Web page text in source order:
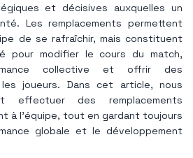
et décisives auxquelles un
Les remplacements permettent
de se rafraîchir, mais constituent
pour modifier le cours du match,
collective et offrir des
joueurs. Dans cet article, nous
effectuer des remplacements
à l’équipe, tout en gardant toujours
globale et le développement